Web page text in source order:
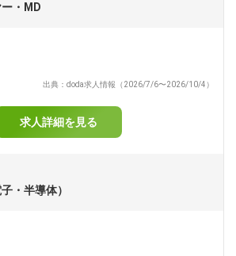
・MD
出典：doda求人情報（2026/7/6〜2026/10/4）
求人詳細を見る
・半導体）